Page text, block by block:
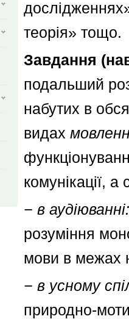
теорія» тощо.
Завдання
подальший
набутих в
видах
комунікації, а
− в аудіюванні:
розуміння
мови в межах
− в усному
природно-